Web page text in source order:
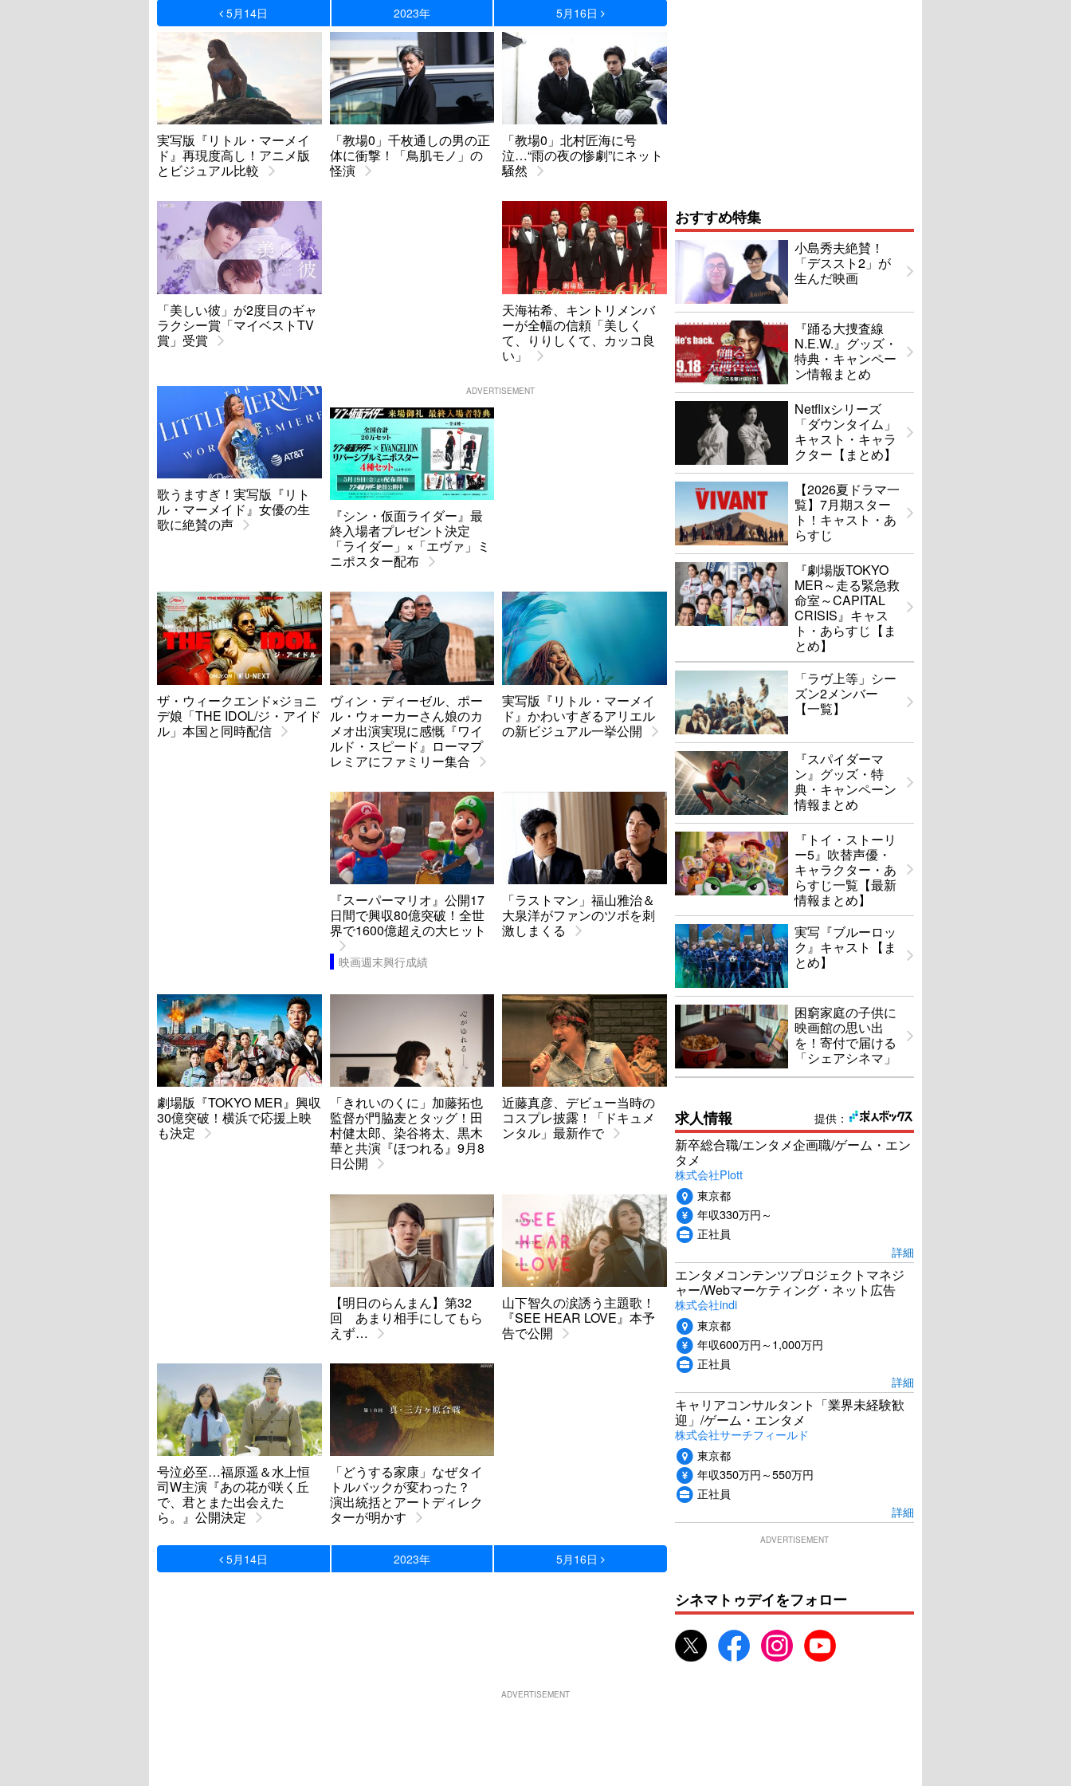
5月14日 2023年 5月16日
実写版『リトル・マーメイ
ド』再現度高し！アニメ版
とビジュアル比較
「教場0」千枚通しの男の正
体に衝撃！「鳥肌モノ」の
怪演
「教場0」北村匠海に号
泣…“雨の夜の惨劇”にネット
騒然
「美しい彼」が2度目のギャ
ラクシー賞「マイベストTV
賞」受賞
天海祐希、キントリメンバ
ーが全幅の信頼「美しく
て、りりしくて、カッコ良
い」
ADVERTISEMENT
歌うますぎ！実写版『リト
ル・マーメイド』女優の生
歌に絶賛の声
『シン・仮面ライダー』最
終入場者プレゼント決定
「ライダー」×「エヴァ」ミ
ニポスター配布
ザ・ウィークエンド×ジョニ
デ娘「THE IDOL/ジ・アイド
ル」本国と同時配信
ヴィン・ディーゼル、ポー
ル・ウォーカーさん娘のカ
メオ出演実現に感慨『ワイ
ルド・スピード』ローマプ
レミアにファミリー集合
実写版『リトル・マーメイ
ド』かわいすぎるアリエル
の新ビジュアル一挙公開
『スーパーマリオ』公開17
日間で興収80億突破！全世
界で1600億超えの大ヒット
映画週末興行成績
「ラストマン」福山雅治＆
大泉洋がファンのツボを刺
激しまくる
劇場版『TOKYO MER』興収
30億突破！横浜で応援上映
も決定
「きれいのくに」加藤拓也
監督が門脇麦とタッグ！田
村健太郎、染谷将太、黒木
華と共演『ほつれる』9月8
日公開
近藤真彦、デビュー当時の
コスプレ披露！「ドキュメ
ンタル」最新作で
【明日のらんまん】第32
回 あまり相手にしてもら
えず…
山下智久の涙誘う主題歌！
『SEE HEAR LOVE』本予
告で公開
号泣必至…福原遥＆水上恒
司W主演『あの花が咲く丘
で、君とまた出会えた
ら。』公開決定
「どうする家康」なぜタイ
トルバックが変わった？
演出統括とアートディレク
ターが明かす
5月14日 2023年 5月16日
おすすめ特集
小島秀夫絶賛！
「デススト2」が
生んだ映画
『踊る大捜査線
N.E.W.』グッズ・
特典・キャンペー
ン情報まとめ
Netflixシリーズ
「ダウンタイム」
キャスト・キャラ
クター【まとめ】
【2026夏ドラマ一
覧】7月期スター
ト！キャスト・あ
らすじ
『劇場版TOKYO
MER～走る緊急救
命室～CAPITAL
CRISIS』キャス
ト・あらすじ【ま
とめ】
「ラヴ上等」シー
ズン2メンバー
【一覧】
『スパイダーマ
ン』グッズ・特
典・キャンペーン
情報まとめ
『トイ・ストーリ
ー5』吹替声優・
キャラクター・あ
らすじ一覧【最新
情報まとめ】
実写『ブルーロッ
ク』キャスト【ま
とめ】
困窮家庭の子供に
映画館の思い出
を！寄付で届ける
「シェアシネマ」
提供：
求人情報
新卒総合職/エンタメ企画職/ゲーム・エン
タメ
株式会社Plott
東京都
年収330万円～
正社員
詳細
エンタメコンテンツプロジェクトマネジ
ャー/Webマーケティング・ネット広告
株式会社indi
東京都
年収600万円～1,000万円
正社員
詳細
キャリアコンサルタント「業界未経験歓
迎」/ゲーム・エンタメ
株式会社サーチフィールド
東京都
年収350万円～550万円
正社員
詳細
ADVERTISEMENT
シネマトゥデイをフォロー
ADVERTISEMENT